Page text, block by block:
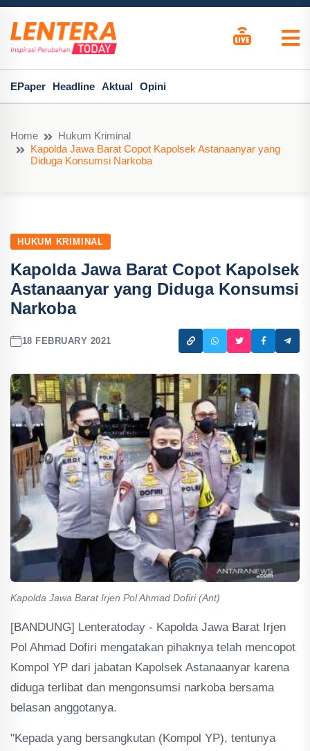
EPaper Headline Aktual Opini
Home
Hukum Kriminal
Kapolda Jawa Barat Copot Kapolsek Astanaanyar yang
Diduga Konsumsi Narkoba
HUKUM KRIMINAL
Kapolda Jawa Barat Copot Kapolsek
Astanaanyar yang Diduga Konsumsi
Narkoba
18 FEBRUARY 2021
Kapolda Jawa Barat Irjen Pol Ahmad Dofiri (Ant)
[BANDUNG] Lenteratoday - Kapolda Jawa Barat Irjen
Pol Ahmad Dofiri mengatakan pihaknya telah mencopot
Kompol YP dari jabatan Kapolsek Astanaanyar karena
diduga terlibat dan mengonsumsi narkoba bersama
belasan anggotanya.
"Kepada yang bersangkutan (Kompol YP), tentunya